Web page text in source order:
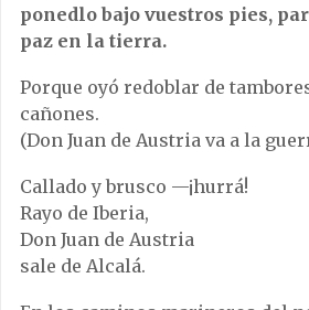
ponedlo bajo vuestros pies,
paz en la tierra.
Porque oyó redoblar de
cañones.
(Don Juan de Austria va a la
Callado y brusco —¡hurrá!
Rayo de Iberia,
Don Juan de Austria
sale de Alcalá.